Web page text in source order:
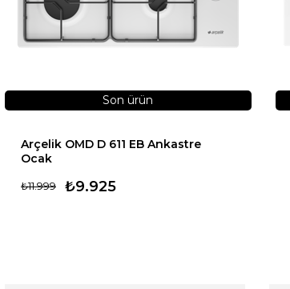
Arçelik OMD D 611 EB Ankastre
Ocak
₺9.925
₺11.999
Son ürün